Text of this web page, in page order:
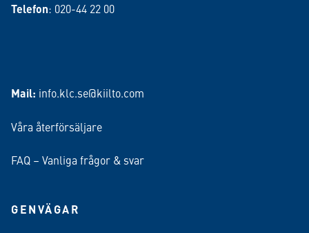
Telefon: 020-44 22 00
Mail: info.klc.se@kiilto.com
Våra återförsäljare
FAQ – Vanliga frågor & svar
GENVÄGAR